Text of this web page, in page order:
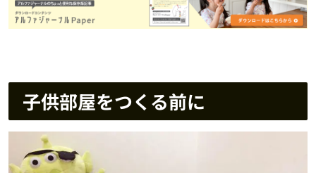
子供部屋をつくる前に